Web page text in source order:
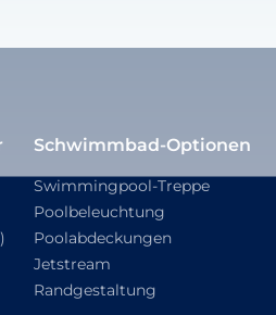
Schwimmbad-Optionen
Swimmingpool-Treppe
Poolbeleuchtung
Poolabdeckungen
Jetstream
Randgestaltung